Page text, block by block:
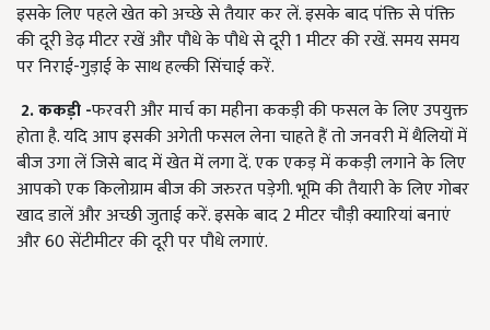
इसके लिए पहले खेत को अच्छे से तैयार कर लें. इसके बाद पंक्ति से पंक्ति
की दूरी डेढ़ मीटर रखें और पौधे के पौधे से दूरी 1 मीटर की रखें. समय समय
पर निराई-गुड़ाई के साथ हल्की सिंचाई करें.
2. ककड़ी -फरवरी और मार्च का महीना ककड़ी की फसल के लिए उपयुक्त
होता है. यदि आप इसकी अगेती फसल लेना चाहते हैं तो जनवरी में थैलियों में
बीज उगा लें जिसे बाद में खेत में लगा दें. एक एकड़ में ककड़ी लगाने के लिए
आपको एक किलोग्राम बीज की जरुरत पड़ेगी. भूमि की तैयारी के लिए गोबर
खाद डालें और अच्छी जुताई करें. इसके बाद 2 मीटर चौड़ी क्यारियां बनाएं
और 60 सेंटीमीटर की दूरी पर पौधे लगाएं.